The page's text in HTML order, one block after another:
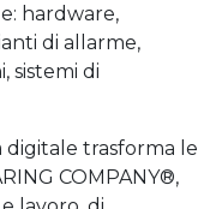
hardware,
di allarme,
sistemi di
trasforma le
COMPANY®,